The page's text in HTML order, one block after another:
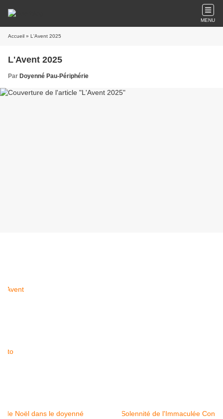
MENU
Accueil » L'Avent 2025
L'Avent 2025
Par Doyenné Pau-Périphérie